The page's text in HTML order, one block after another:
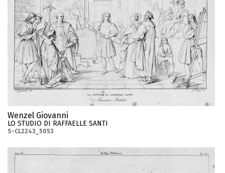
Wenzel Giovanni
LO STUDIO DI RAFFAELLE SANTI
S-CL2243_5053